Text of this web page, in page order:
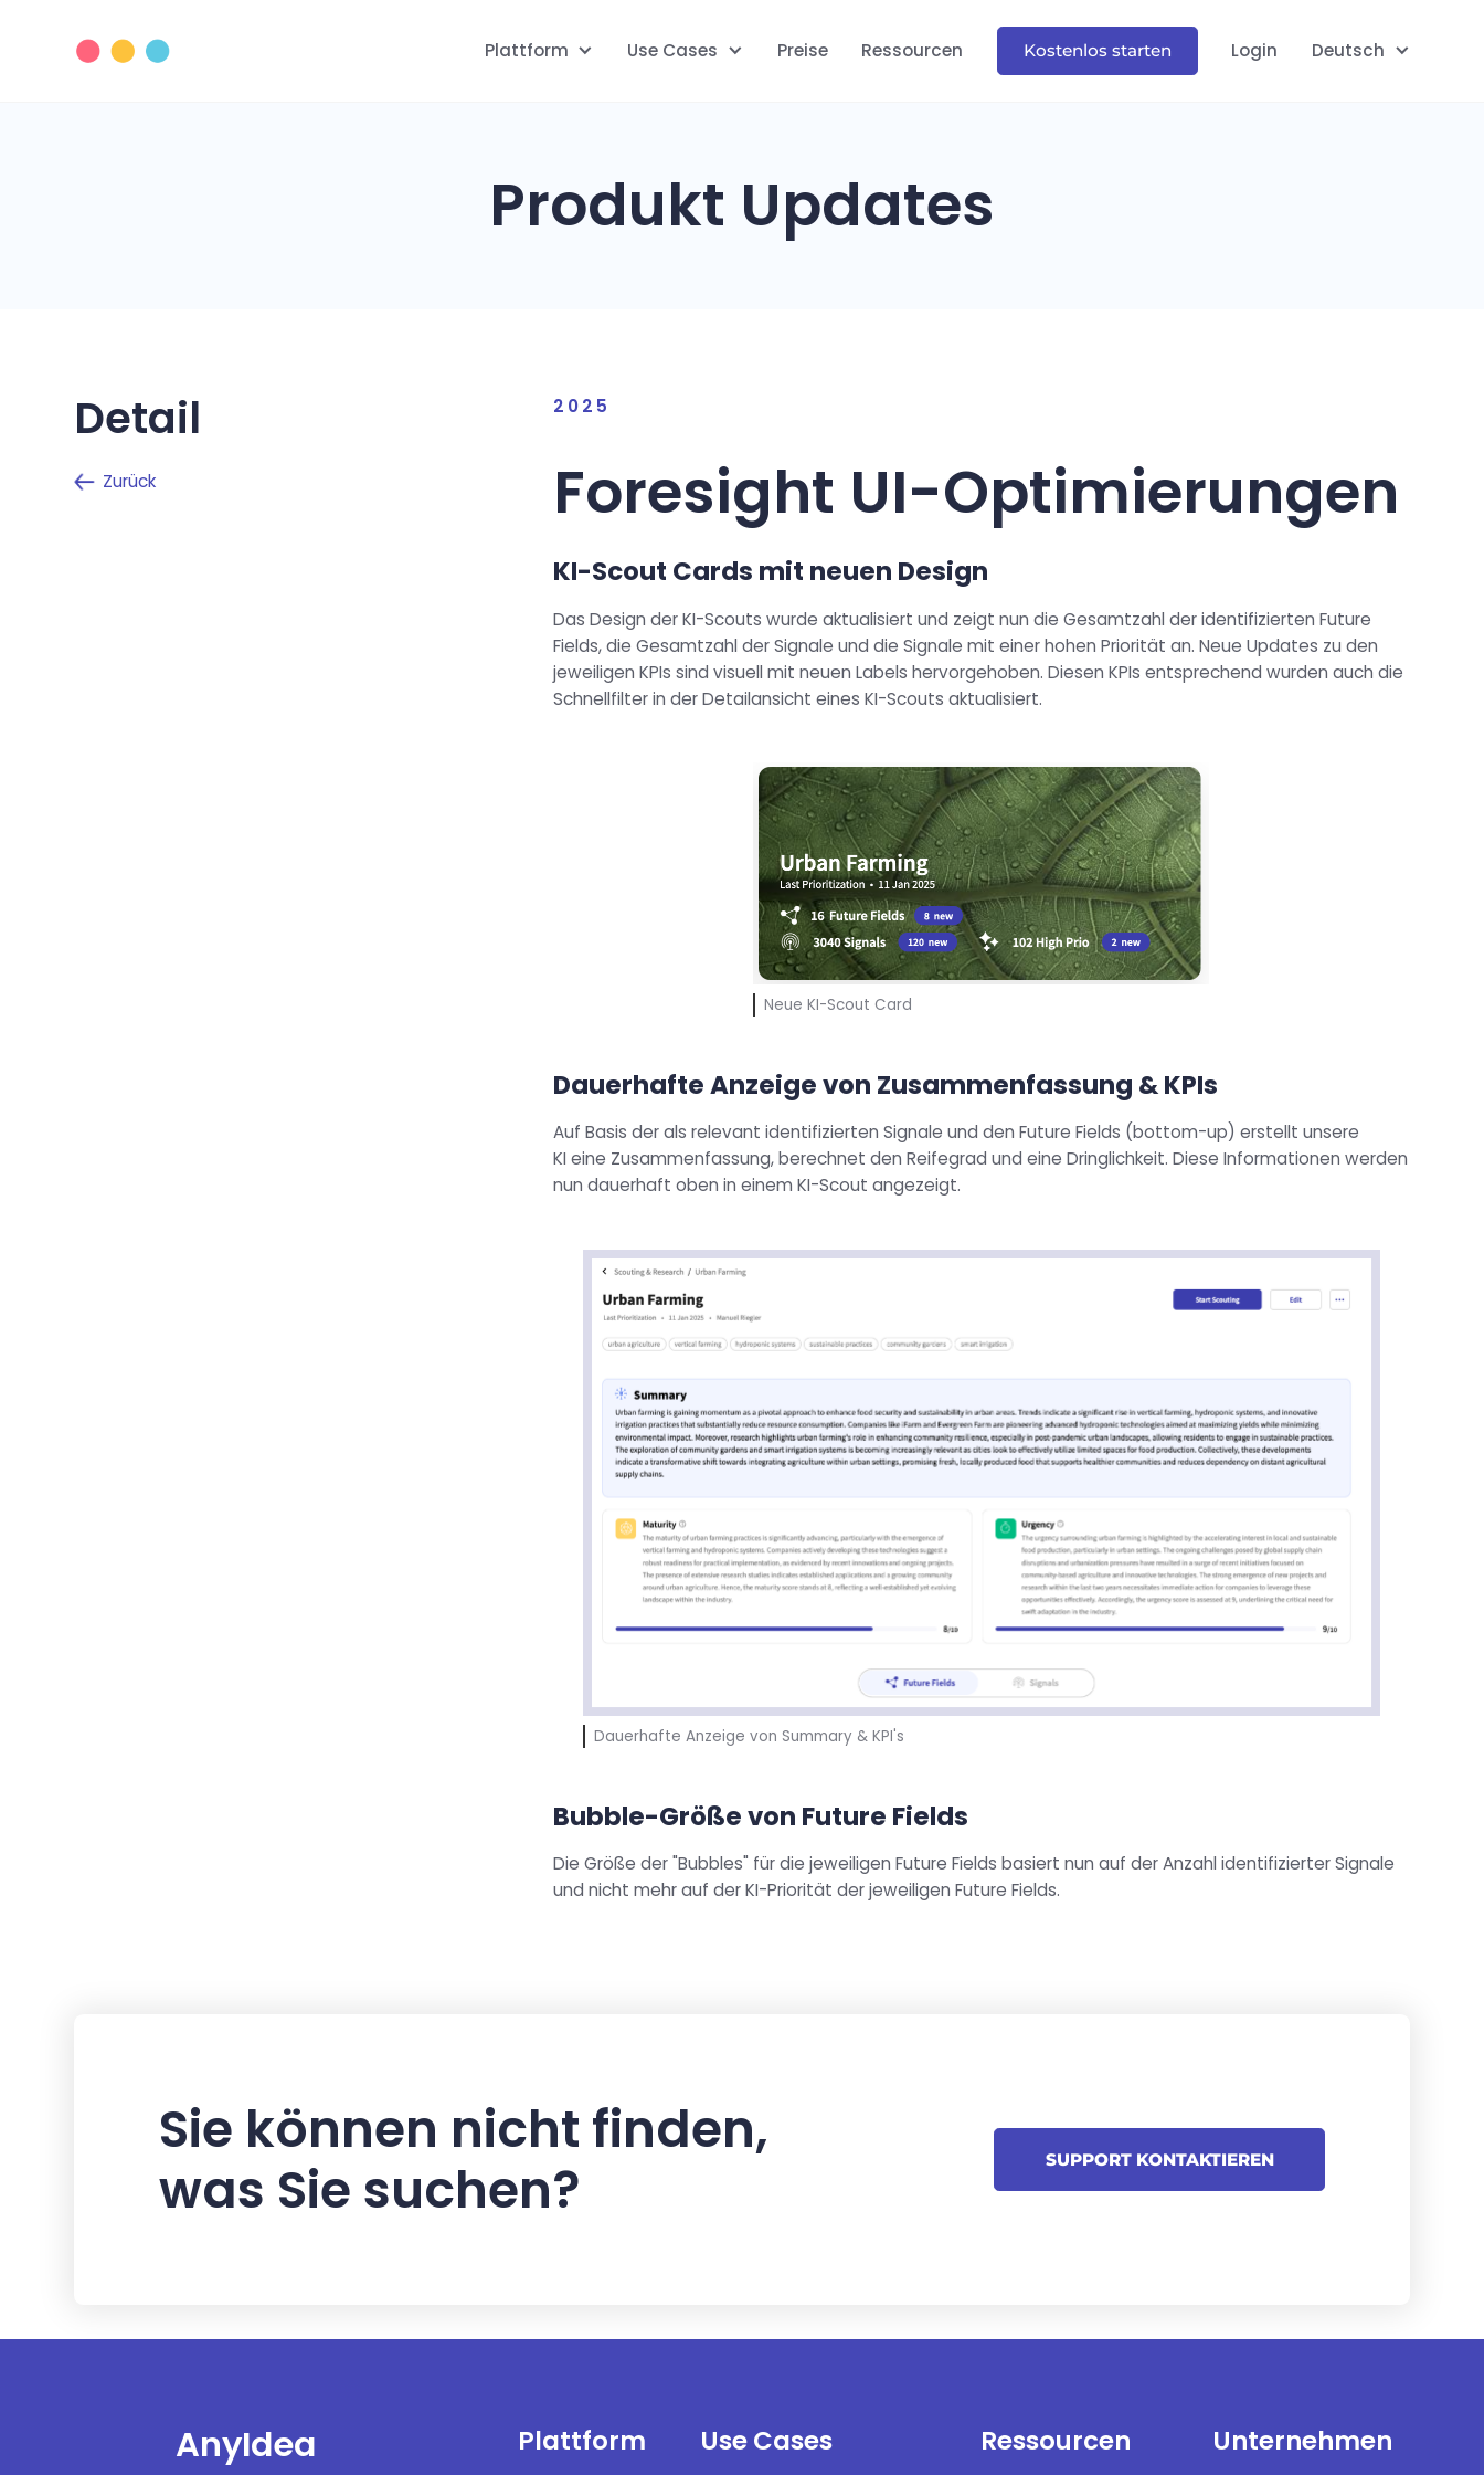
Plattform Use Cases Preise Ressourcen Kostenlos starten Login Deutsch
Produkt Updates
Detail
Zurück
2025
Foresight UI-Optimierungen
KI-Scout Cards mit neuen Design
Das Design der KI-Scouts wurde aktualisiert und zeigt nun die Gesamtzahl der identifizierten Future
Fields, die Gesamtzahl der Signale und die Signale mit einer hohen Priorität an. Neue Updates zu den
jeweiligen KPIs sind visuell mit neuen Labels hervorgehoben. Diesen KPIs entsprechend wurden auch die
Schnellfilter in der Detailansicht eines KI-Scouts aktualisiert.
Neue KI-Scout Card
Dauerhafte Anzeige von Zusammenfassung & KPIs
Auf Basis der als relevant identifizierten Signale und den Future Fields (bottom-up) erstellt unsere
KI eine Zusammenfassung, berechnet den Reifegrad und eine Dringlichkeit. Diese Informationen werden
nun dauerhaft oben in einem KI-Scout angezeigt.
Dauerhafte Anzeige von Summary & KPI's
Bubble-Größe von Future Fields
Die Größe der "Bubbles" für die jeweiligen Future Fields basiert nun auf der Anzahl identifizierter Signale
und nicht mehr auf der KI-Priorität der jeweiligen Future Fields.
Sie können nicht finden,
was Sie suchen?
SUPPORT KONTAKTIEREN
AnyIdea Plattform Use Cases Ressourcen Unternehmen